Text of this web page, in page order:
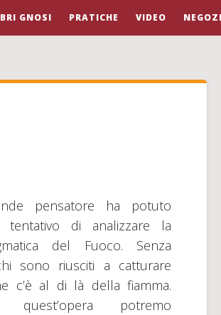
GNOSI PRATICHE VIDEO
pensatore ha potuto
tentativo di analizzare la
del Fuoco. Senza
sono riusciti a catturare
c’è al di là della fiamma.
potremo